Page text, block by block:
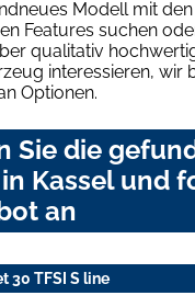
Modell mit
Features suchen
qualitativ
interessieren, wir
Optionen.
Sie die
Kassel und
an
30 TFSI S line